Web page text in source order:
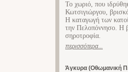
Το χωριό, που
Κωτσιγιώργου,
Η καταγωγή των
την Πελοπόννησο. Η
σηροτροφία.
περισσότερα...
Άγκυρα (Οθωμανική